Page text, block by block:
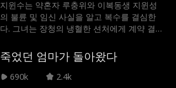
지윈수는 약혼자 루충위와 이복동생 지윈성
의 불륜 및 임신 사실을 알고 복수를 결심한
다. 그녀는 장청의 냉혈한 션처에게 계약 결혼
협력을 약속한 두 사람. 지윈수는 션처의 보호
아래 루충위와 지씨 가문의 압박에 맞서 반격
을 시작한다. 치열한 계략과 배신 속에서 얼어
죽었던 엄마가 돌아왔다
690k
2.4k